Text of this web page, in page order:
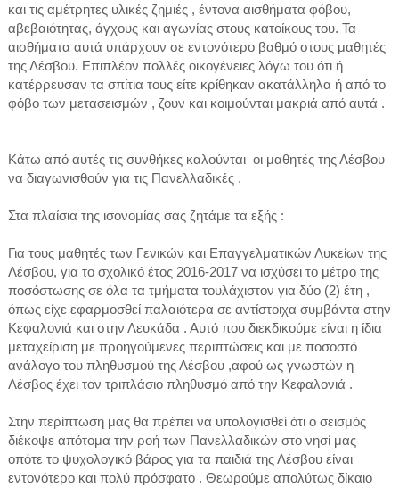
και τις αμέτρητες υλικές ζημιές , έντονα αισθήματα φόβου,
αβεβαιότητας, άγχους και αγωνίας στους κατοίκους του. Τα
αισθήματα αυτά υπάρχουν σε εντονότερο βαθμό στους μαθητές
της Λέσβου. Επιπλέον πολλές οικογένειες λόγω του ότι ή
κατέρρευσαν τα σπίτια τους είτε κρίθηκαν ακατάλληλα ή από το
φόβο των μετασεισμών , ζουν και κοιμούνται μακριά από αυτά .
Κάτω από αυτές τις συνθήκες καλούνται οι μαθητές της Λέσβου
να διαγωνισθούν για τις Πανελλαδικές .
Στα πλαίσια της ισονομίας σας ζητάμε τα εξής :
Για τους μαθητές των Γενικών και Επαγγελματικών Λυκείων της
Λέσβου, για το σχολικό έτος 2016-2017 να ισχύσει το μέτρο της
ποσόστωσης σε όλα τα τμήματα τουλάχιστον για δύο (2) έτη ,
όπως είχε εφαρμοσθεί παλαιότερα σε αντίστοιχα συμβάντα στην
Κεφαλονιά και στην Λευκάδα . Αυτό που διεκδικούμε είναι η ίδια
μεταχείριση με προηγούμενες περιπτώσεις και με ποσοστό
ανάλογο του πληθυσμού της Λέσβου ,αφού ως γνωστών η
Λέσβος έχει τον τριπλάσιο πληθυσμό από την Κεφαλονιά .
Στην περίπτωση μας θα πρέπει να υπολογισθεί ότι ο σεισμός
διέκοψε απότομα την ροή των Πανελλαδικών στο νησί μας
οπότε το ψυχολογικό βάρος για τα παιδιά της Λέσβου είναι
εντονότερο και πολύ πρόσφατο . Θεωρούμε απολύτως δίκαιο